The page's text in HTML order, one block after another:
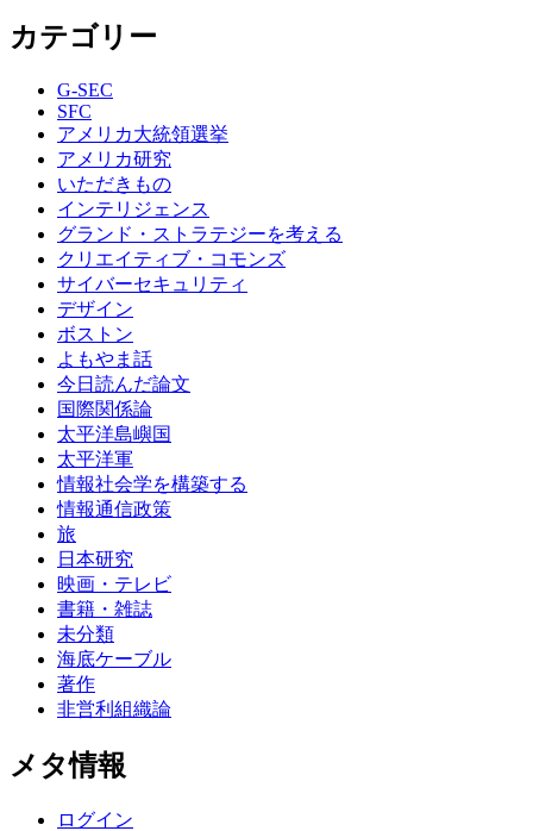
カテゴリー
G-SEC
SFC
アメリカ大統領選挙
アメリカ研究
いただきもの
インテリジェンス
グランド・ストラテジーを考える
クリエイティブ・コモンズ
サイバーセキュリティ
デザイン
ボストン
よもやま話
今日読んだ論文
国際関係論
太平洋島嶼国
太平洋軍
情報社会学を構築する
情報通信政策
旅
日本研究
映画・テレビ
書籍・雑誌
未分類
海底ケーブル
著作
非営利組織論
メタ情報
ログイン